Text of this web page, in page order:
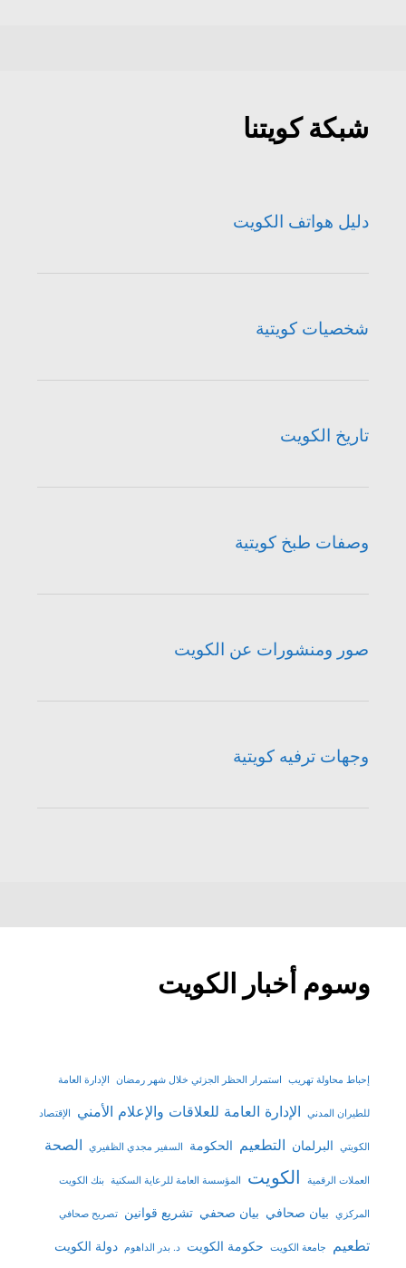
شبكة كويتنا
دليل هواتف الكويت
شخصيات كويتية
تاريخ الكويت
وصفات طبخ كويتية
صور ومنشورات عن الكويت
وجهات ترفيه كويتية
وسوم أخبار الكويت
إحباط محاولة تهريب استمرار الحظر الجزئي خلال شهر رمضان الإدارة العامة
للطيران المدني الإدارة العامة للعلاقات والإعلام الأمني الإقتصاد
الكويتي البرلمان التطعيم الحكومة السفير مجدي الظفيري الصحة
العملات الرقمية الكويت المؤسسة العامة للرعاية السكنية بنك الكويت
المركزي بيان صحافي بيان صحفي تشريع قوانين تصريح صحافي
تطعيم جامعة الكويت حكومة الكويت د. بدر الداهوم دولة الكويت